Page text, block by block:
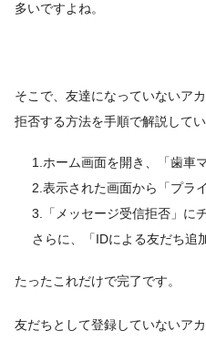
多いですよね。
そこで、友達になっていないア
拒否する方法を手順で解説してい
1.ホーム画面を開き、「歯車
2.表示された画面から「プラ
3.「メッセージ受信拒否」に
さらに、「IDによる友だち追
たったこれだけで完了です。
友だちとして登録していないア